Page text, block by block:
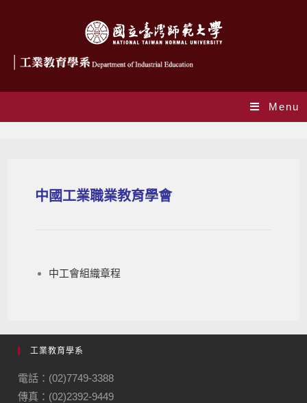
Menu
中國工業職業教育學會
中工會組織章程
工業教育學系
電話：(02)7749-3388
傳真：(02)2392-9449